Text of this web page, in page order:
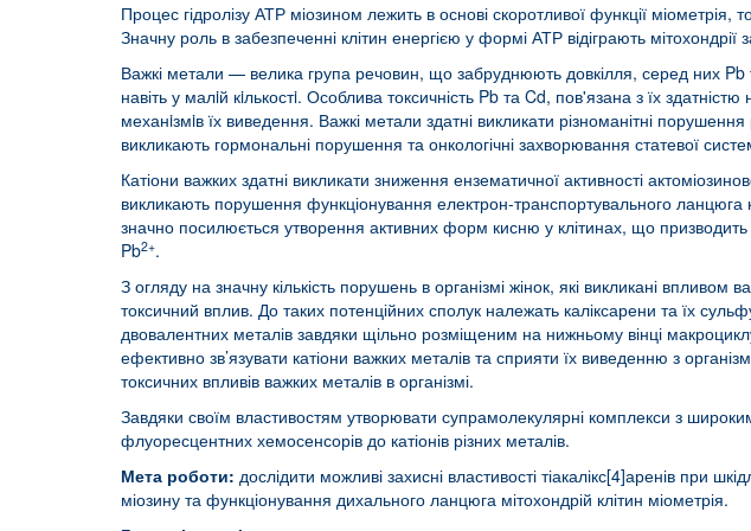
Процес гідролізу АТР міозином лежить в основі скоротливої функції
Значну роль в забезпеченні клітин енергією у формі АТР відіграють
Важкі метали — велика група речовин, що забруднюють довкілля, серед них
навіть у малiй кiлькостi. Особлива токсичність Pb та Cd, пов'язана з їх
механiзмiв їх виведення. Важкі метали здатні викликати різноманітні
викликають гормональні порушення та онкологічні захворювання статевої
Катіони важких здатні викликати зниження ензематичної активності
викликають порушення функціонування електрон-транспортувального
значно посилюється утворення активних форм кисню у клітинах, що
Pb2+.
З огляду на значну кількість порушень в організмі жінок, які викликані
токсичний вплив. До таких потенційних сполук належать каліксарени та їх
двовалентних металів завдяки щільно розміщеним на нижньому вінці
ефективно зв’язувати катіони важких металів та сприяти їх виведенню з
токсичних впливів важких металів в організмі.
Завдяки своїм властивостям утворювати супрамолекулярні комплекси з
флуоресцентних хемосенсорів до катіонів різних металів.
Мета роботи: дослідити можливі захисні властивості тіакалікс[4]аренів при
міозину та функціонування дихального ланцюга мітохондрій клітин міометрія.